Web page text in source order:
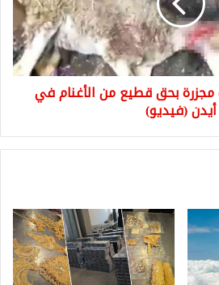
مجزرة بحق قطيع من الأغنام في
أيدن (فيديو)